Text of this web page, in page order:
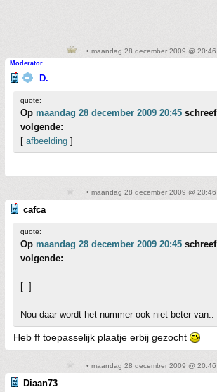
• maandag 28 december 2009 @ 20:46
Moderator
D.
quote:
Op maandag 28 december 2009 20:45
volgende:
[ afbeelding ]
• maandag 28 december 2009 @ 20:46
cafca
quote:
Op maandag 28 december 2009 20:45
volgende:
[..]
Nou daar wordt het nummer ook niet beter van..
Heb ff toepasselijk plaatje erbij gezocht
• maandag 28 december 2009 @ 20:46
Diaan73